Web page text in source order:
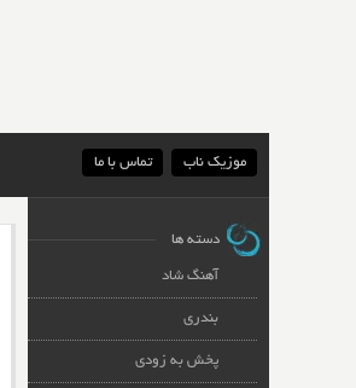
موزیک ناب تماس با ما
دسته ها
آهنگ شاد
بندری
پخش به زودی